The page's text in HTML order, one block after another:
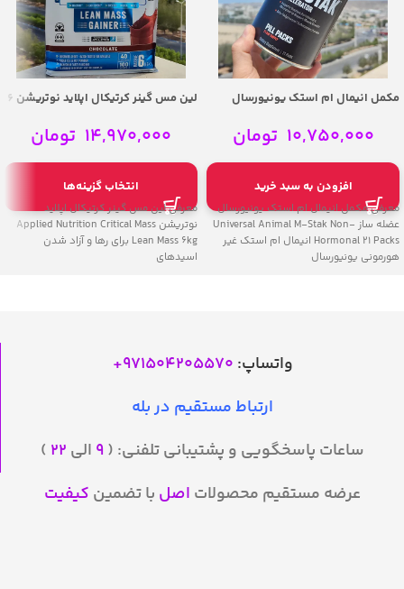
مکمل انیمال ام استک یونیورسال
Non-Hormonal 21 Packs
10,750,000 تومان
افزودن به سبد خرید
معرفی مکمل انیمال ام استک یونیورسال
عضله ساز Universal Animal M-Stak Non-
Hormonal 21 Packs انیمال ام استک غیر
هورمونی یونیورسال
لین مس گینر کرتیکال اپلاید نوتریشن 6
Mass Lean Mass 6kg
14,970,000 تومان
انتخاب گزینه‌ها
معرفی لین مس گینر کرتیکال اپلاید
نوتریشن Applied Nutrition Critical Mass
Lean Mass 6kg برای رها و آزاد شدن
اسیدهای
واتساپ: 971504205570
+
ارتباط مستقیم در بله
ساعات پاسخگویی و پشتیبانی تلفنی: ( ۹ الی ۲۲ )
عرضه مستقیم محصولات اصل با تضمین کیفیت